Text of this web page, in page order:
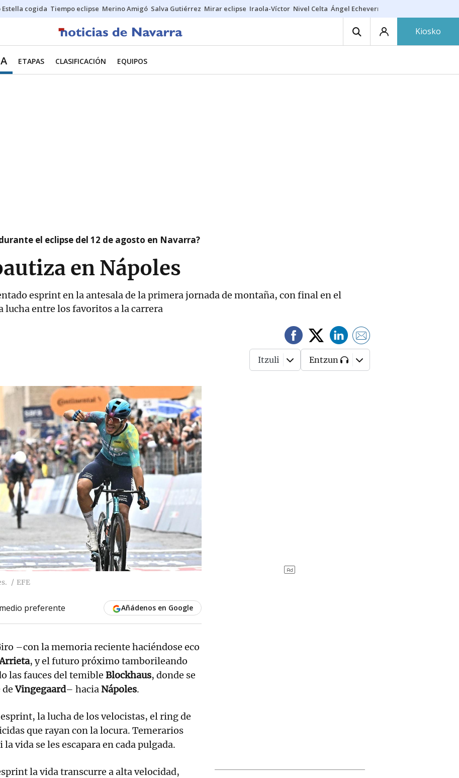
Estella cogida Tiempo eclipse Merino Amigó Salva Gutiérrez Mirar eclipse Iraola-Víctor Nivel Celta Ángel Echeverría
Kiosko
ETAPAS CLASIFICACIÓN EQUIPOS
el eclipse del 12 de agosto en Navarra?
en Nápoles
esprint en la antesala de la primera jornada de montaña, con final en el
lucha entre los favoritos a la carrera
Itzuli Entzun
EFE
preferente Añádenos en Google
–con la memoria reciente haciéndose eco
, y el futuro próximo tamborileando
las fauces del temible Blockhaus, donde se
deVingegaard– hacia Nápoles.
la lucha de los velocistas, el ring de
que rayan con la locura. Temerarios
vida se les escapara en cada pulgada.
la vida transcurre a alta velocidad,